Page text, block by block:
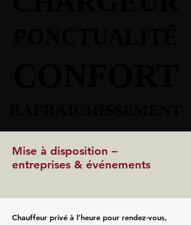
Mise à disposition –
entreprises & événements
Chauffeur privé à l’heure pour rendez‑vous,